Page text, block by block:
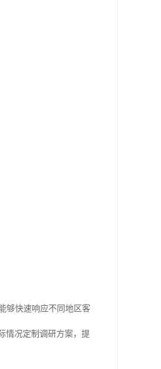
够快速响应不同地区客
情况定制调研方案，提